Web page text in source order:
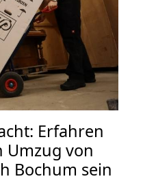
Erfahren
Umzug von
Bochum sein